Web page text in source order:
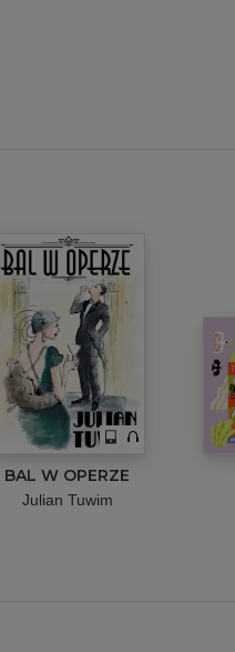
BAL W OPERZE
Julian Tuwim